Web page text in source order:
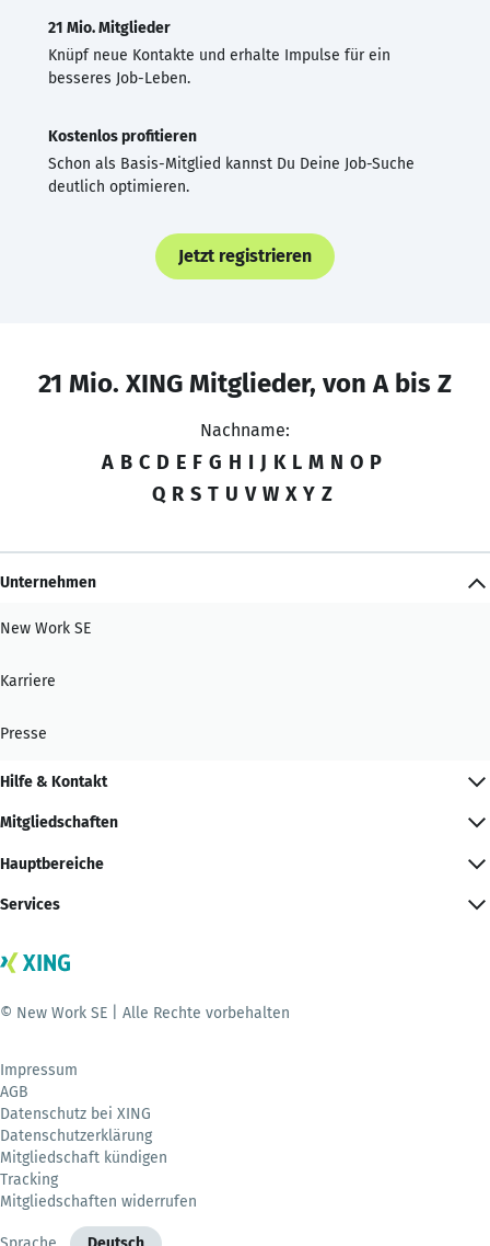
21 Mio. Mitglieder
Knüpf neue Kontakte und erhalte Impulse für ein
besseres Job-Leben.
Kostenlos profitieren
Schon als Basis-Mitglied kannst Du Deine Job-Suche
deutlich optimieren.
Jetzt registrieren
21 Mio. XING Mitglieder, von A bis Z
Nachname:
A B C D E F G H I J K L M N O P
Q R S T U V W X Y Z
Unternehmen
New Work SE
Karriere
Presse
Hilfe & Kontakt
Mitgliedschaften
Hauptbereiche
Services
© New Work SE | Alle Rechte vorbehalten
Impressum
AGB
Datenschutz bei XING
Datenschutzerklärung
Mitgliedschaft kündigen
Tracking
Mitgliedschaften widerrufen